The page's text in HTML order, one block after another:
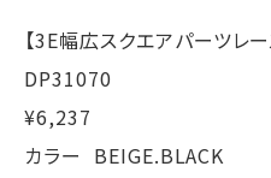
【3E幅広スクエアパーツレー
DP31070
¥6,237
カラー BEIGE.BLACK